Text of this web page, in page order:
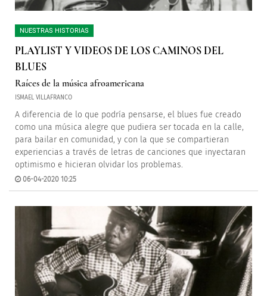
NUESTRAS HISTORIAS
PLAYLIST Y VIDEOS DE LOS CAMINOS DEL
BLUES
Raíces de la música afroamericana
ISMAEL VILLAFRANCO
A diferencia de lo que podría pensarse, el blues fue creado
como una música alegre que pudiera ser tocada en la calle,
para bailar en comunidad, y con la que se compartieran
experiencias a través de letras de canciones que inyectaran
optimismo e hicieran olvidar los problemas.
06-04-2020 10:25